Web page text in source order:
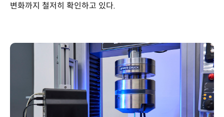
변화까지 철저히 확인하고 있다.